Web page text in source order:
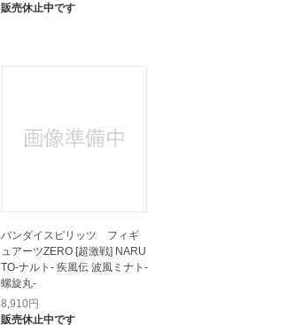
販売休止中です
バンダイスピリッツ フィギ
ュアーツZERO [超激戦] NARU
TO-ナルト- 疾風伝 波風ミナト-
螺旋丸-
8,910円
販売休止中です